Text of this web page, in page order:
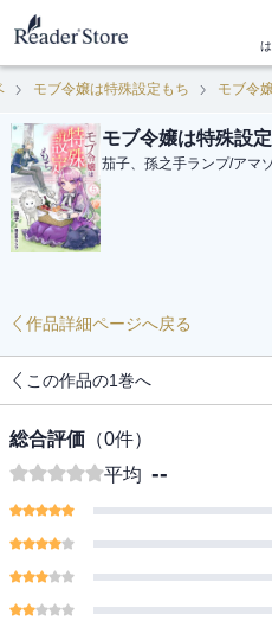
モブ令嬢は特殊設定もち モブ令
モブ令嬢は特殊設定
茄子、孫之手ランプ/アマ
作品詳細ページへ戻る
この作品の1巻へ
総合評価 （0件）
平均 --